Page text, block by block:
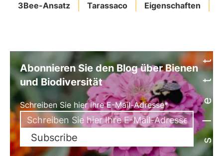
3Bee-Ansatz Tarassaco EigenschaftenNewsletter
Abonnieren Sie den Blog über Bienen
und Biodiversität
Schreiben Sie hier Ihre E-Mail-Adresse*
Subscribe